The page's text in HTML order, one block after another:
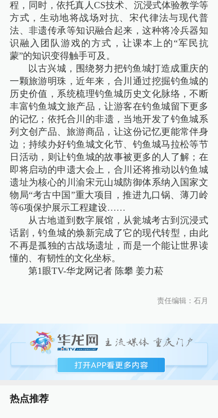
程，同时，依托真人CS技术、沉浸式体验教学等
方式，生动地将战场对抗、宋代律法与现代普
法、非遗传承等知识融合起来，这种将冷兵器知
识融入团队游戏的方式，让课本上的“军民抗
蒙”的知识变得触手可及。
以古兴城，围绕努力把钓鱼城打造成重庆的
一颗旅游明珠，近年来，合川通过挖掘钓鱼城的
历史价值，系统梳理钓鱼城历史文化脉络，不断
丰富钓鱼城文旅产品，让游客在钓鱼城留下更多
的记忆；依托合川的非遗，当地开发了钓鱼城系
列文创产品、旅游商品，让这份记忆更能常伴身
边；持续办好钓鱼城文化节、钓鱼城马拉松等节
日活动，则让钓鱼城的故事被更多的人了解；在
即将启动的申遗大会上，合川还将推动以钓鱼城
遗址为核心的川渝宋元山城防御体系纳入国家文
物局“考古中国”重大项目，推进九口锅、薄刀岭
等6项保护展示工程建设……
从古地道到数字展馆，从瓮城考古到沉浸式
话剧，钓鱼城的焕新完成了它的现代转型，由此
不再是孤独的古战场遗址，而是一个能让世界读
懂的、有韧性的文化坐标。
第1眼TV-华龙网记者 陈攀 姜力菘
责任编辑：石月
热点推荐